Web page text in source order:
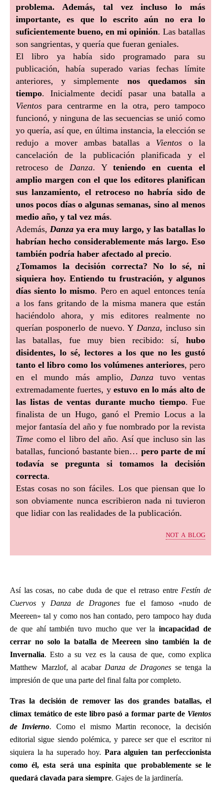
problema. Además, tal vez incluso lo más
importante, es que lo escrito aún no era lo
suficientemente bueno, en mi opinión. Las batallas
son sangrientas, y quería que fueran geniales.
El libro ya había sido programado para su
publicación, había superado varias fechas límite
anteriores, y simplemente nos quedamos sin
tiempo. Inicialmente decidí pasar una batalla a
Vientos para centrarme en la otra, pero tampoco
funcionó, y ninguna de las secuencias se unió como
yo quería, así que, en última instancia, la elección se
redujo a mover ambas batallas a Vientos o la
cancelación de la publicación planificada y el
retroceso de Danza. Yteniendo en cuenta el
amplio margen con el que los editores planifican
sus lanzamiento, el retroceso no habría sido de
unos pocos días o algunas semanas, sino al menos
medio año, y tal vez más.
Además,Danza ya era muy largo, y las batallas lo
habrían hecho considerablemente más largo. Eso
también podría haber afectado al precio.
¿Tomamos la decisión correcta? No lo sé, ni
siquiera hoy. Entiendo tu frustración, y algunos
días siento lo mismo. Pero en aquel entonces tenía
a los fans gritando de la misma manera que están
haciéndolo ahora, y mis editores realmente no
querían posponerlo de nuevo. YDanza, incluso sin
las batallas, fue muy bien recibido: sí, hubo
disidentes, lo sé, lectores a los que no les gustó
tanto el libro como los volúmenes anteriores, pero
en el mundo más amplio, Danzatuvo ventas
extremadamente fuertes, yestuvo en lo más alto de
las listas de ventas durante mucho tiempo. Fue
finalista de un Hugo, ganó el Premio Locus a la
mejor fantasía del año y fue nombrado por la revista
Time como el libro del año. Así que incluso sin las
batallas, funcionó bastante bien… pero parte de mí
todavía se pregunta si tomamos la decisión
correcta.
Estas cosas no son fáciles. Los que piensan que lo
son obviamente nunca escribieron nada ni tuvieron
que lidiar con las realidades de la publicación.
not a blog
Así las cosas, no cabe duda de que el retraso entreFestín de
Cuervos yDanza de Dragones fue el famoso «nudo de
Meereen» tal y como nos han contado, pero tampoco hay duda
de que ahí también tuvo mucho que ver laincapacidad de
cerrar no solo la batalla de Meereen sino también la de
Invernalia. Esto a su vez es la causa de que, como explica
Matthew Marzlof, al acabarDanza de Dragones se tenga la
impresión de que una parte del final falta por completo.
Tras la decisión de remover las dos grandes batallas, el
clímax temático de este libro pasó a formar parte de Vientos
de Invierno. Como el mismo Martin reconoce, la decisión
editorial sigue siendo polémica, y parece ser que el escritor ni
siquiera la ha superado hoy. Para alguien tan perfeccionista
como él, esta será una espinita que probablemente se le
quedará clavada para siempre. Gajes de la jardinería.